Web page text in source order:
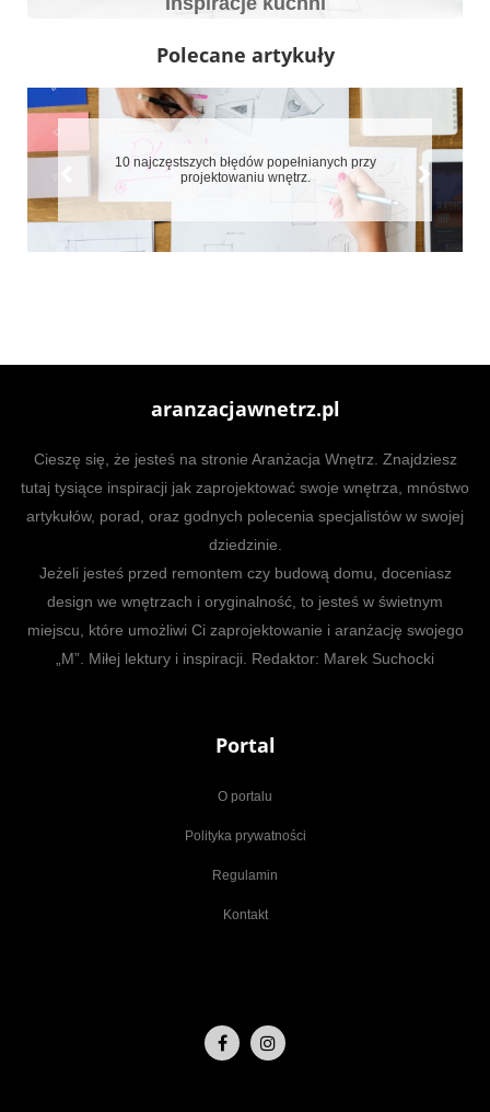
Polecane artykuły
10 najczęstszych błędów popełnianych przy
projektowaniu wnętrz.
aranzacjawnetrz.pl
Cieszę się, że jesteś na stronie Aranżacja Wnętrz. Znajdziesz
tutaj tysiące inspiracji jak zaprojektować swoje wnętrza, mnóstwo
artykułów, porad, oraz godnych polecenia specjalistów w swojej
dziedzinie.
Jeżeli jesteś przed remontem czy budową domu, doceniasz
design we wnętrzach i oryginalność, to jesteś w świetnym
miejscu, które umożliwi Ci zaprojektowanie i aranżację swojego
„M”. Miłej lektury i inspiracji. Redaktor: Marek Suchocki
Portal
O portalu
Polityka prywatności
Regulamin
Kontakt